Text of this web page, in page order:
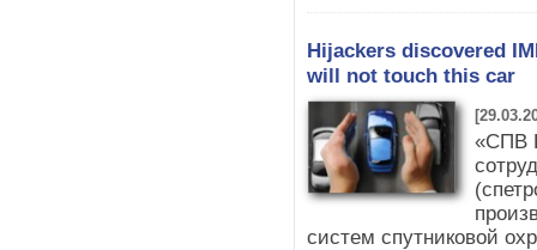
Hijackers discovered
will not touch this car
«СПВ
систем спутниковой